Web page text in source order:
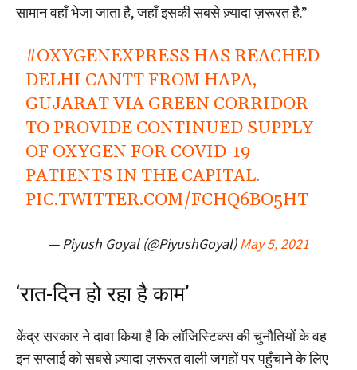
सामान वहाँ भेजा जाता है, जहाँ इसकी सबसे ज़्यादा ज़रूरत है.”
#OXYGENEXPRESS HAS REACHED
DELHI CANTT FROM HAPA,
GUJARAT VIA GREEN CORRIDOR
TO PROVIDE CONTINUED SUPPLY
OF OXYGEN FOR COVID-19
PATIENTS IN THE CAPITAL.
PIC.TWITTER.COM/FCHQ6BO5HT
— Piyush Goyal (@PiyushGoyal)May 5, 2021
‘रात-दिन हो रहा है काम’
केंद्र सरकार ने दावा किया है कि लॉजिस्टिक्स की चुनौतियों के वह
इन सप्लाई को सबसे ज़्यादा ज़रूरत वाली जगहों पर पहुँचाने के लिए